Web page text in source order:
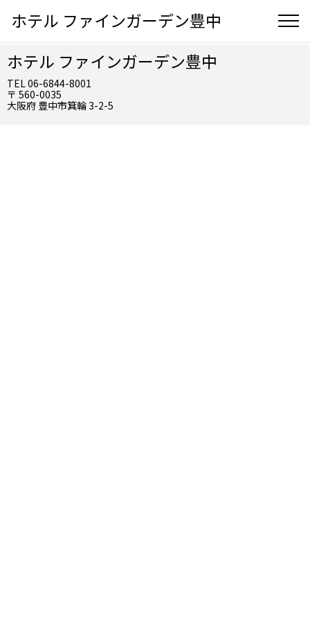
ホテル ファインガーデン豊中
ホテル ファインガーデン豊中
TEL 06-6844-8001
〒 560-0035
大阪府 豊中市箕輪 3-2-5